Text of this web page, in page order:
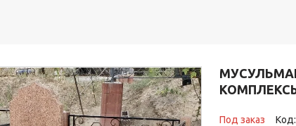
Под заказ Код: